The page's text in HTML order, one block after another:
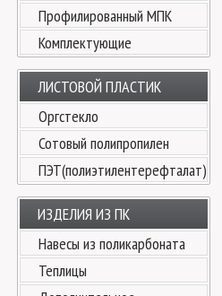
Профилированный МПК
Комплектующие
ЛИСТОВОЙ ПЛАСТИК
Оргстекло
Сотовый полипропилен
ПЭТ(полиэтилентерефталат)
ИЗДЕЛИЯ ИЗ ПК
Навесы из поликарбоната
Теплицы